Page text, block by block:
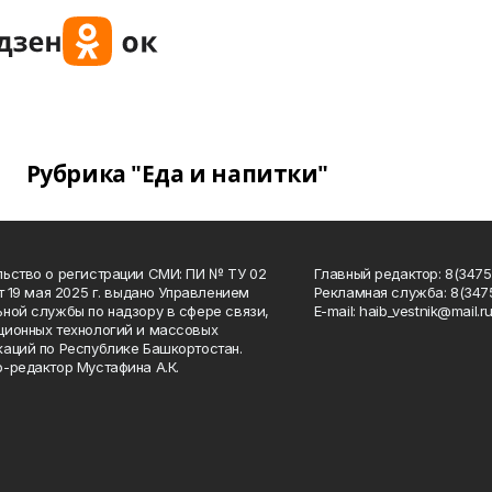
Рубрика "Еда и напитки"
о регистрации СМИ: ПИ № ТУ 02
19 мая 2025 г. выдано Управлением
службы по надзору в сфере связи,
технологий и массовых
по Республике Башкортостан.
редактор Мустафина А.К.
Главный редактор:
Рекламная служба:
Е-mаil: haib_vestnik@mail.ru